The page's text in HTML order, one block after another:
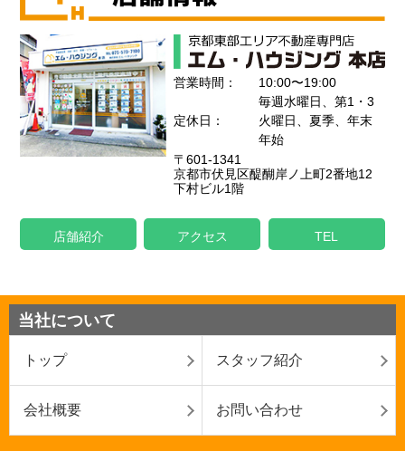
営業時間： 10:00〜19:00
定休日：
毎週水曜日、第1・3
火曜日、夏季、年末
年始
〒601-1341
京都市伏見区醍醐岸ノ上町2番地12
下村ビル1階
店舗紹介 アクセス TEL
当社について
トップ スタッフ紹介
会社概要 お問い合わせ